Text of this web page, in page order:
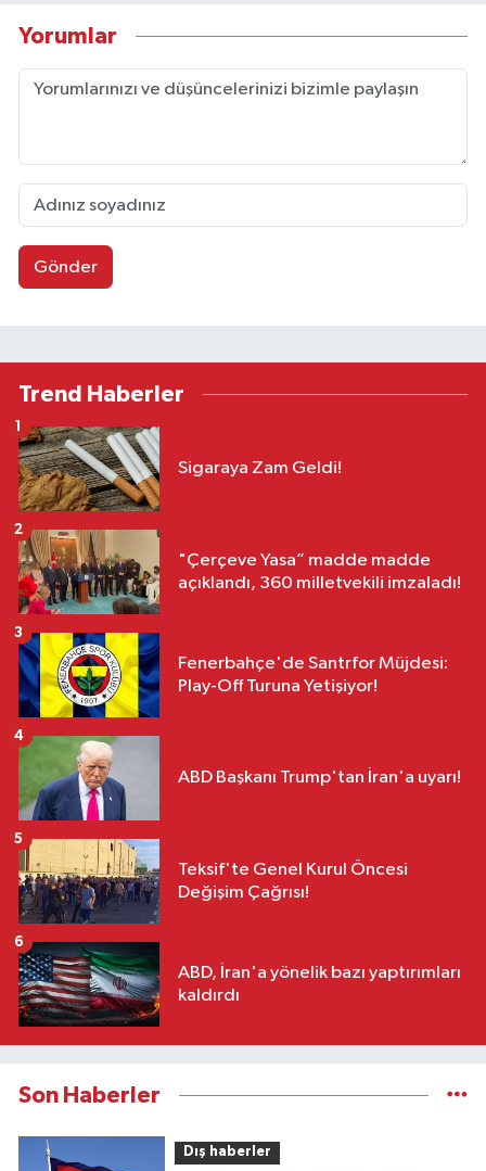
Yorumlar
Gönder
Trend Haberler
Sigaraya Zam Geldi!
1
"Çerçeve Yasa” madde madde
açıklandı, 360 milletvekili imzaladı!
2
Fenerbahçe'de Santrfor Müjdesi:
Play-Off Turuna Yetişiyor!
3
ABD Başkanı Trump'tan İran'a uyarı!
4
Teksif'te Genel Kurul Öncesi
Değişim Çağrısı!
5
ABD, İran'a yönelik bazı yaptırımları
kaldırdı
6
Son Haberler
Dış haberler